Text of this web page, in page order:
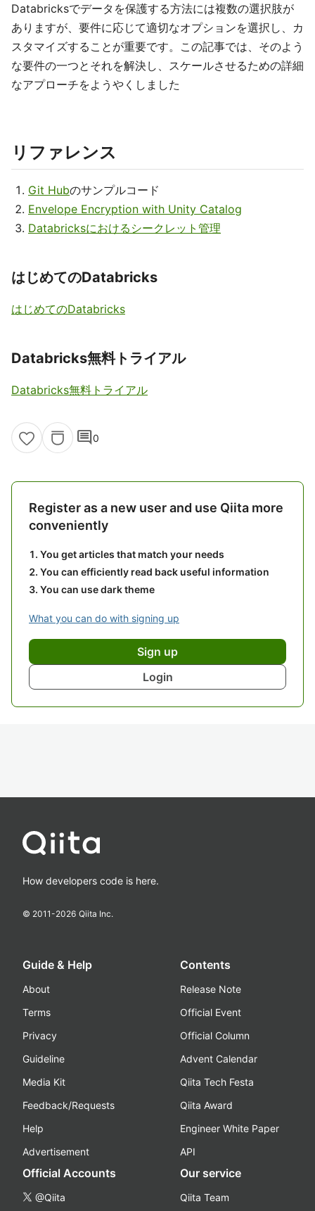
Databricksでデータを保護する方法には複数の選択肢が
ありますが、要件に応じて適切なオプションを選択し、カ
スタマイズすることが重要です。この記事では、そのよう
な要件の一つとそれを解決し、スケールさせるための詳細
なアプローチをようやくしました
リファレンス
Git Hubのサンプルコード
Envelope Encryption with Unity Catalog
Databricksにおけるシークレット管理
はじめてのDatabricks
はじめてのDatabricks
Databricks無料トライアル
Databricks無料トライアル
comment0
Register as a new user and use Qiita more
conveniently
You get articles that match your needs
You can efficiently read back useful information
You can use dark theme
What you can do with signing up
Sign up
Login
How developers code is here.
© 2011-2026 Qiita Inc.
Guide & Help
About
Terms
Privacy
Guideline
Media Kit
Feedback/Requests
Help
Advertisement
Contents
Release Note
Official Event
Official Column
Advent Calendar
Qiita Tech Festa
Qiita Award
Engineer White Paper
API
Official Accounts
@Qiita
Our service
Qiita Team